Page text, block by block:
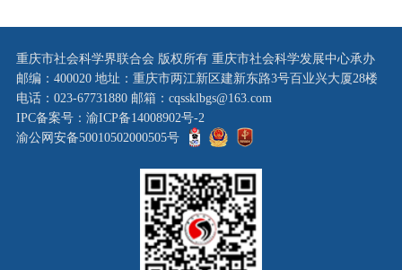
重庆市社会科学界联合会 版权所有 重庆市社会科学发展中心承办
邮编：400020 地址：重庆市两江新区建新东路3号百业兴大厦28楼
电话：023-67731880 邮箱：cqssklbgs@163.com
IPC备案号：渝ICP备14008902号-2
渝公网安备50010502000505号